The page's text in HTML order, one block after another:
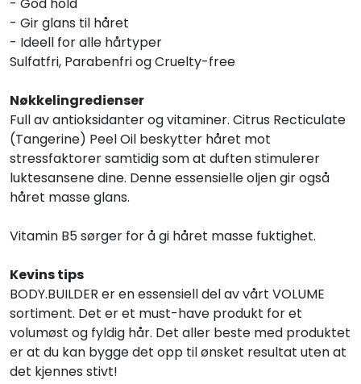
- Gir glans til håret
- Ideell for alle hårtyper
Sulfatfri, Parabenfri og Cruelty-free
Nøkkelingredienser
Full av antioksidanter og vitaminer. Citrus Recticulate
(Tangerine) Peel Oil beskytter håret mot
stressfaktorer samtidig som at duften stimulerer
luktesansene dine. Denne essensielle oljen gir også
håret masse glans.
Vitamin B5 sørger for å gi håret masse fuktighet.
Kevins tips
BODY.BUILDER er en essensiell del av vårt VOLUME
sortiment. Det er et must-have produkt for et
volumøst og fyldig hår. Det aller beste med produktet
er at du kan bygge det opp til ønsket resultat uten at
det kjennes stivt!